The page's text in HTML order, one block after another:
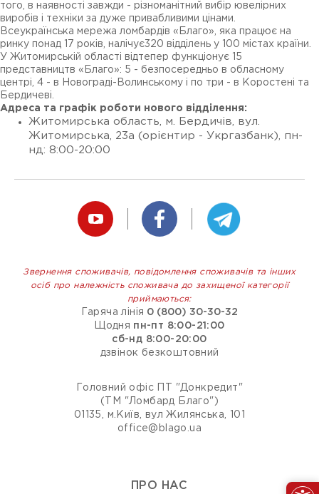
того, в наявності завжди - різноманітний вибір ювелірних
виробів і техніки за дуже привабливими цінами.
Всеукраїнська мережа ломбардів «Благо», яка працює на
ринку понад 17 років, налічує320 відділень у 100 містах країни.
У Житомирській області відтепер функціонує 15
представництв «Благо»: 5 - безпосередньо в обласному
центрі, 4 - в Новограді-Волинському і по три - в Коростені та
Бердичеві.
Адреса та графік роботи нового відділення:
Житомирська область, м. Бердичів, вул.
Житомирська, 23а (орієнтир - Укргазбанк), пн-
нд: 8:00-20:00
Звернення споживачів, повідомлення споживачів та інших
осіб про належність споживача до захищеної категорії
приймаються:
Гаряча лінія 0 (800) 30-30-32
Щодня пн-пт 8:00-21:00
сб-нд 8:00-20:00
дзвінок безкоштовний
Головний офіс ПТ "Донкредит"
(ТМ "Ломбард Благо")
01135, м.Київ, вул Жилянська, 101
office@blago.ua
ПРО НАС